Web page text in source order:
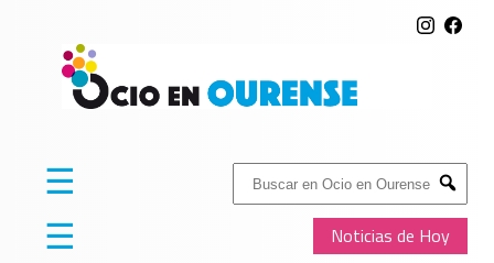
Buscar:
Submit
Noticias de Hoy
☰
☰